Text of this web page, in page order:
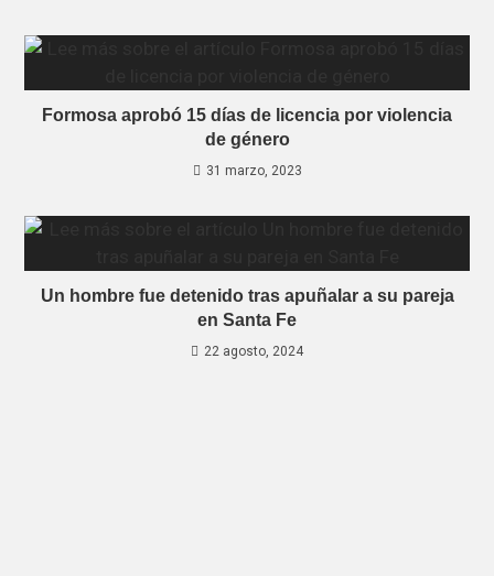
Formosa aprobó 15 días de licencia por violencia
de género
31 marzo, 2023
Un hombre fue detenido tras apuñalar a su pareja
en Santa Fe
22 agosto, 2024